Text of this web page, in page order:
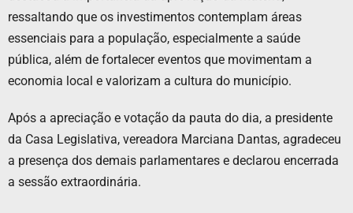
ressaltando que os investimentos contemplam áreas
essenciais para a população, especialmente a saúde
pública, além de fortalecer eventos que movimentam a
economia local e valorizam a cultura do município.
Após a apreciação e votação da pauta do dia, a presidente
da Casa Legislativa, vereadora Marciana Dantas, agradeceu
a presença dos demais parlamentares e declarou encerrada
a sessão extraordinária.